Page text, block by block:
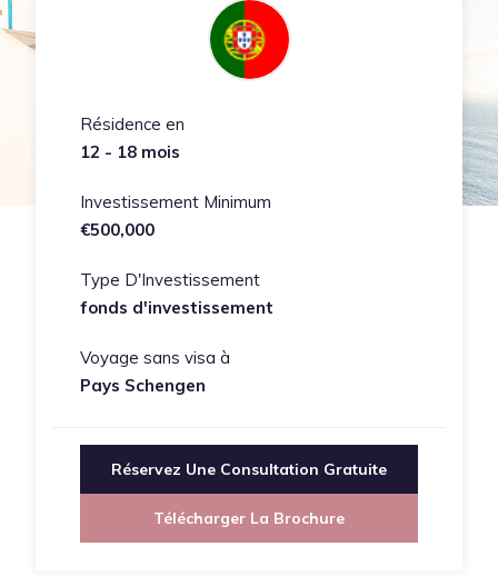
Résidence en
12 - 18 mois
Investissement Minimum
€500,000
Type D'Investissement
fonds d'investissement
Voyage sans visa à
Pays Schengen
Réservez Une Consultation Gratuite
Télécharger La Brochure